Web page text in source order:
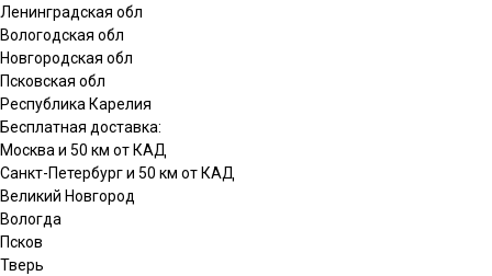
Ленинградская обл
Вологодская обл
Новгородская обл
Псковская обл
Республика Карелия
Бесплатная доставка:
Москва и 50 км от КАД
Санкт-Петербург и 50 км от КАД
Великий Новгород
Вологда
Псков
Тверь